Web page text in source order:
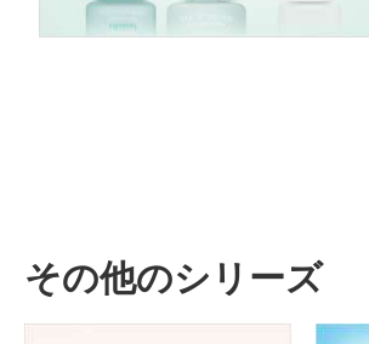
その他のシリーズ